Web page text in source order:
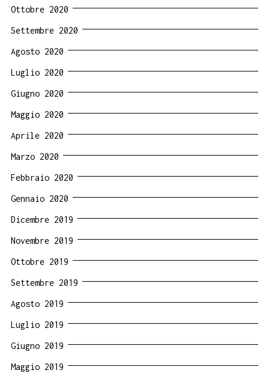
Ottobre 2020
Settembre 2020
Agosto 2020
Luglio 2020
Giugno 2020
Maggio 2020
Aprile 2020
Marzo 2020
Febbraio 2020
Gennaio 2020
Dicembre 2019
Novembre 2019
Ottobre 2019
Settembre 2019
Agosto 2019
Luglio 2019
Giugno 2019
Maggio 2019